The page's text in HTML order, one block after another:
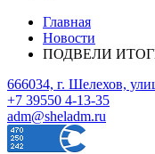
Главная
Новости
ПОДВЕЛИ
666034, г. Шелехов,
+7 39550 4-13-35
adm@sheladm.ru